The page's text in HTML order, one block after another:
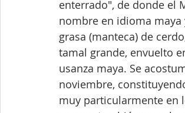
enterrado", de donde el
nombre en idioma maya
grasa (manteca) de
tamal grande, envuelto
usanza maya. Se
noviembre,
muy particularmente en